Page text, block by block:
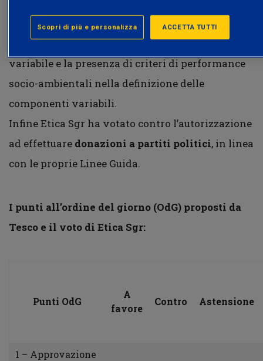
l’inserimento di limiti per il raggiungimento
degli obiettivi collegati alla remunerazione
variabile e la presenza di criteri di performance
socio-ambientali nella definizione delle
componenti variabili.
Infine Etica Sgr ha votato contro l’autorizzazione
ad effettuare donazioni a partiti politici, in linea
con le proprie Linee Guida.
I punti all’ordine del giorno (OdG) proposti da
Tesco e il voto di Etica Sgr:
Punti OdG
A
favore
Contro Astensione
1 – Approvazione
ACCETTA TUTTI
Scopri di più e personalizza